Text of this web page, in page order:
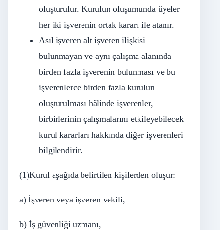
oluşturulur. Kurulun oluşumunda üyeler
her iki işverenin ortak kararı ile atanır.
Asıl işveren alt işveren ilişkisi
bulunmayan ve aynı çalışma alanında
birden fazla işverenin bulunması ve bu
işverenlerce birden fazla kurulun
oluşturulması hâlinde işverenler,
birbirlerinin çalışmalarını etkileyebilecek
kurul kararları hakkında diğer işverenleri
bilgilendirir.
(1)Kurul aşağıda belirtilen kişilerden oluşur:
a) İşveren veya işveren vekili,
b) İş güvenliği uzmanı,